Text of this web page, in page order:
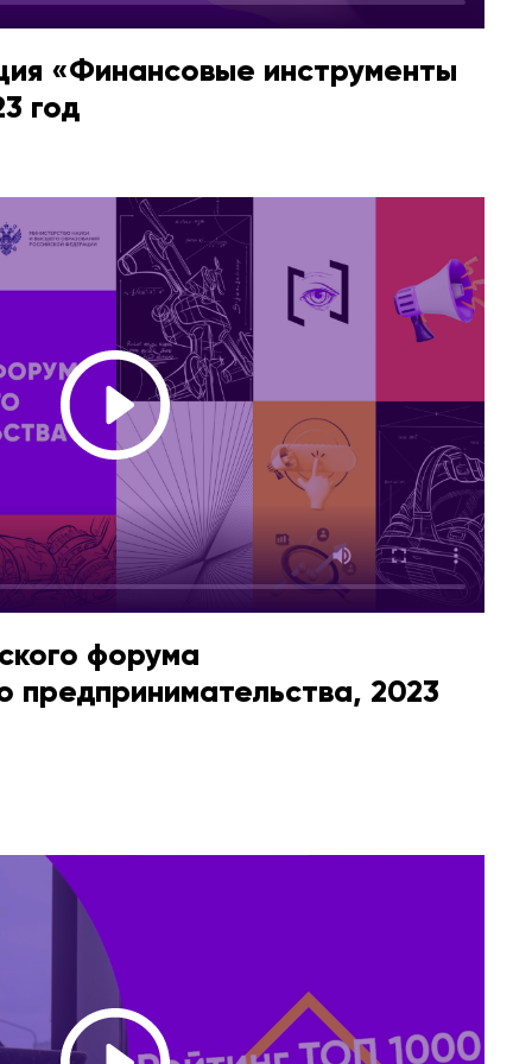
«Финансовые инструменты
год
форума
предпринимательства, 2023